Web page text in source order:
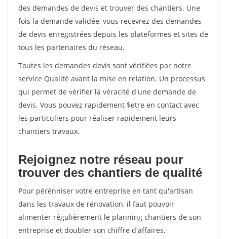
des demandes de devis et trouver des chantiers. Une
fois la demande validée, vous recevrez des demandes
de devis enregistrées depuis les plateformes et sites de
tous les partenaires du réseau.
Toutes les demandes devis sont vérifiées par notre
service Qualité avant la mise en relation. Un processus
qui permet de vérifier la véracité d'une demande de
devis. Vous pouvez rapidement $etre en contact avec
les particuliers pour réaliser rapidement leurs
chantiers travaux.
Rejoignez notre réseau pour
trouver des chantiers de qualité
Pour pérénniser votre entreprise en tant qu'artisan
dans les travaux de rénovation, il faut pouvoir
alimenter régulièrement le planning chantiers de son
entreprise et doubler son chiffre d'affaires.